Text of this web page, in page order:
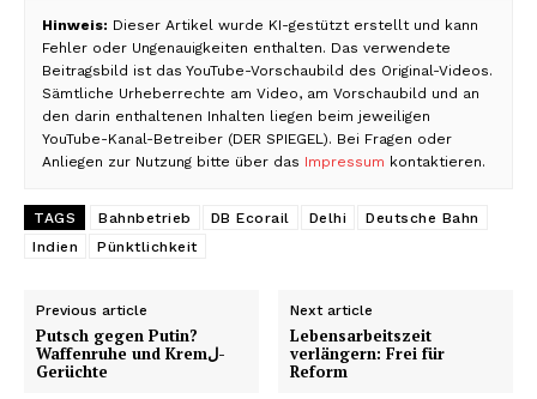
Hinweis: Dieser Artikel wurde KI-gestützt erstellt und kann
Fehler oder Ungenauigkeiten enthalten. Das verwendete
Beitragsbild ist das YouTube-Vorschaubild des Original-Videos.
Sämtliche Urheberrechte am Video, am Vorschaubild und an
den darin enthaltenen Inhalten liegen beim jeweiligen
YouTube-Kanal-Betreiber (DER SPIEGEL). Bei Fragen oder
Anliegen zur Nutzung bitte über das Impressum kontaktieren.
TAGS Bahnbetrieb DB Ecorail Delhi
Deutsche Bahn
Indien
Pünktlichkeit
Previous article
Putsch gegen Putin?
Waffenruhe und Kremل-
Gerüchte
Next article
Lebensarbeitszeit
verlängern: Frei für
Reform